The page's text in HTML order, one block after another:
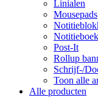
Linialen
Mousepads
Post-It
Rollup
Schrijf-/
Toon alle
Alle producten